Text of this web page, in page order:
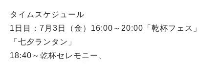
タイムスケジュール
1日目：7月3日（金）16:00～20:00「乾杯フェス」
「七夕ランタン」
18:40～乾杯セレモニー、